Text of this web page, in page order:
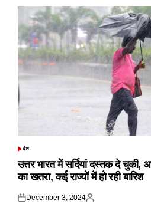
POSTED
देश
उत्तर भारत में सर्दियां दस्तक दे चुकी,
का खतरा, कई राज्यों में हो रही बारिश
Posted
December 3, 2024
Posted